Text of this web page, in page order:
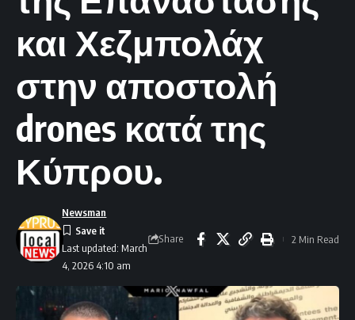
και Χεζμπολάχ
στην αποστολή
drones κατά της
Κύπρου.
Last updated: March
4, 2026 4:10 am
Newsman
Share 2 Min Read